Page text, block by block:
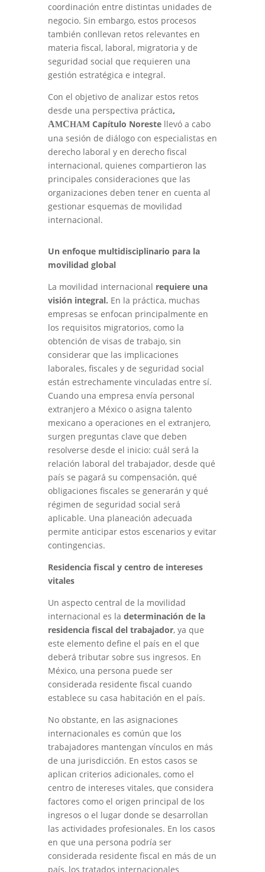
coordinación entre distintas unidades de
negocio. Sin embargo, estos procesos
también conllevan retos relevantes en
materia fiscal, laboral, migratoria y de
seguridad social que requieren una
gestión estratégica e integral.
Con el objetivo de analizar estos retos
desde una perspectiva práctica,
AMCHAM Capítulo Norestellevó a cabo
una sesión de diálogo con especialistas en
derecho laboral y en derecho fiscal
internacional, quienes compartieron las
principales consideraciones que las
organizaciones deben tener en cuenta al
gestionar esquemas de movilidad
internacional.
Un enfoque multidisciplinario para la
movilidad global
La movilidad internacional requiere una
visión integral. En la práctica, muchas
empresas se enfocan principalmente en
los requisitos migratorios, como la
obtención de visas de trabajo, sin
considerar que las implicaciones
laborales, fiscales y de seguridad social
están estrechamente vinculadas entre sí.
Cuando una empresa envía personal
extranjero a México o asigna talento
mexicano a operaciones en el extranjero,
surgen preguntas clave que deben
resolverse desde el inicio: cuál será la
relación laboral del trabajador, desde qué
país se pagará su compensación, qué
obligaciones fiscales se generarán y qué
régimen de seguridad social será
aplicable. Una planeación adecuada
permite anticipar estos escenarios y evitar
contingencias.
Residencia fiscal y centro de intereses
vitales
Un aspecto central de la movilidad
internacional es la determinación de la
residencia fiscal del trabajador, ya que
este elemento define el país en el que
deberá tributar sobre sus ingresos. En
México, una persona puede ser
considerada residente fiscal cuando
establece su casa habitación en el país.
No obstante, en las asignaciones
internacionales es común que los
trabajadores mantengan vínculos en más
de una jurisdicción. En estos casos se
aplican criterios adicionales, como el
centro de intereses vitales, que considera
factores como el origen principal de los
ingresos o el lugar donde se desarrollan
las actividades profesionales. En los casos
en que una persona podría ser
considerada residente fiscal en más de un
país, los tratados internacionales